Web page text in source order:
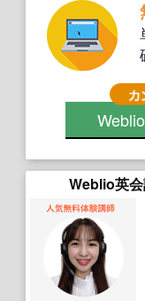
Weblio英会